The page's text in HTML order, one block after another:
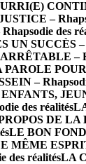
–
des
UN SUCCÈS –
–
POUR
–
des réalités
DE LA
LE BON
MÊME
des réalitésLA